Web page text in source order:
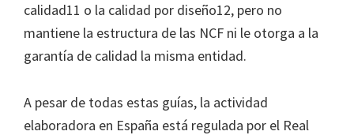
calidad11 o la calidad por diseño12, pero no
mantiene la estructura de las NCF ni le otorga a la
garantía de calidad la misma entidad.
A pesar de todas estas guías, la actividad
elaboradora en España está regulada por el Real